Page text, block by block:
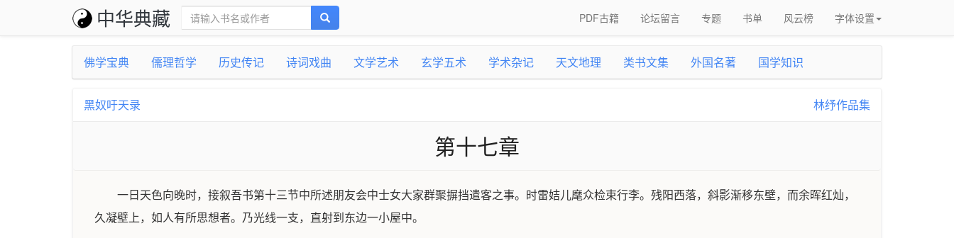
中华典藏 PDF古籍 论坛留言 专题 书单 风云榜 字体设置
佛学宝典 儒理哲学 历史传记 诗词戏曲 文学艺术 玄学五术 学术杂记 天文地理 类书文集 外国名著 国学知识
黑奴吁天录 林纾作品集
第十七章
一日天色向晚时，接叙吾书第十三节中所述朋友会中士女大家群聚摒挡遣客之事。时雷姞儿麾众检束行李。残阳西落，斜影渐移东壁，而余晖红灿，
久凝壁上，如人有所思想者。乃光线一支，直射到东边一小屋中。